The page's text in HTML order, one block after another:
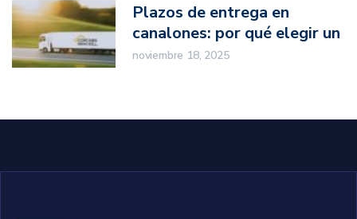
noviembre 18, 2025
Plazos de entrega en
canalones: por qué elegir un
fabricante nacional marca la